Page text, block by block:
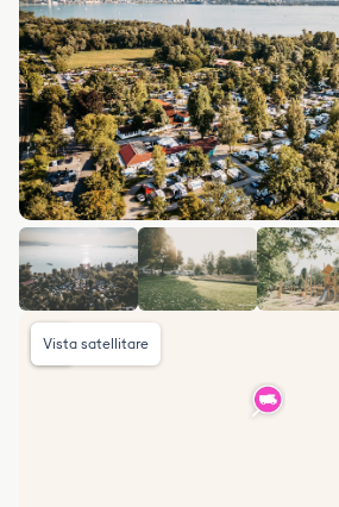
Vista satellitare